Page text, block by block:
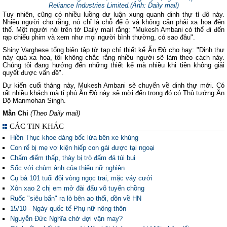
Reliance Industries Limited.(Ảnh: Daily mail)
Tuy nhiên, cũng có nhiều luồng dư luận xung quanh dinh thự tỉ đô này.
Nhiều người cho rằng, nó chỉ là chỗ để ở và không cần phải xa hoa đến
thế. Một người nói trên tờ Daily mail rằng: "Mukesh Ambani có thể đi đến
rạp chiếu phim và xem như mọi người bình thường, có sao đâu".
Shiny Varghese tổng biên tập tờ tạp chí thiết kế Ấn Độ cho hay: "Dinh thự
này quá xa hoa, tôi không chắc rằng nhiều người sẽ làm theo cách này.
Chúng tôi đang hướng đến những thiết kế mà nhiều khi tiền không giải
quyết được vấn đề".
Dự kiến cuối tháng này, Mukesh Ambani sẽ chuyển về dinh thự mới. Có
rất nhiều khách mà tỉ phú Ấn Độ này sẽ mời đến trong đó có Thủ tướng Ấn
Độ Manmohan Singh.
Mẫn Chi (Theo Daily mail)
CÁC TIN KHÁC
Hiền Thục khoe dáng bốc lửa bên xe khủng
Con rể bị mẹ vợ kiện hiếp con gái được tại ngoại
Chấm điểm thấp, thày bị trò đấm đá túi bụi
Sốc với chùm ảnh của thiếu nữ nghiện
Cụ bà 101 tuổi đội vòng ngọc trai, mặc váy cưới
Xôn xao 2 chị em mở đài đấu võ tuyển chồng
Ruốc "siêu bẩn" ra lò bên ao thối, dồn về HN
15/10 - Ngày quốc tế Phụ nữ nông thôn
Nguyễn Đức Nghĩa chờ đợi vận may?